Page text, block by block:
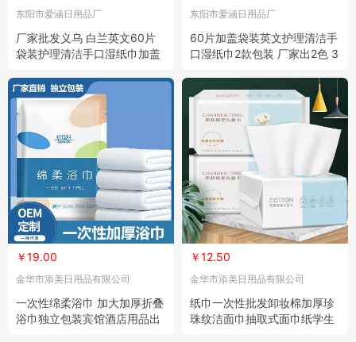
东阳市爱涵日用品厂
厂家批发义乌 白兰英文60片
袋装护理清洁手口湿纸巾加盖
东阳市爱涵日用品厂
60片加盖袋装英文护理清洁手
口湿纸巾2款包装 厂家出2色 3
￥19.00
金华市添美日用品有限公司
一次性绵柔浴巾 加大加厚折叠
浴巾独立包装宾馆酒店用品出
￥12.50
金华市添美日用品有限公司
纸巾一次性批发卸妆棉加厚珍
珠纹洁面巾抽取式面巾纸学生